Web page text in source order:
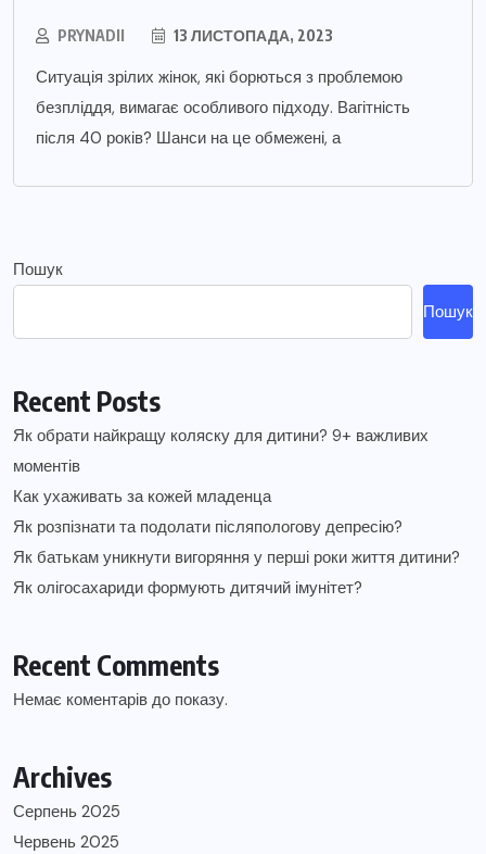
PRYNADII 13 ЛИСТОПАДА, 2023
Ситуація зрілих жінок, які борються з проблемою
безпліддя, вимагає особливого підходу. Вагітність
після 40 років? Шанси на це обмежені, а
Пошук
Пошук
Recent Posts
Як обрати найкращу коляску для дитини? 9+ важливих
моментів
Как ухаживать за кожей младенца
Як розпізнати та подолати післяпологову депресію?
Як батькам уникнути вигоряння у перші роки життя дитини?
Як олігосахариди формують дитячий імунітет?
Recent Comments
Немає коментарів до показу.
Archives
Серпень 2025
Червень 2025